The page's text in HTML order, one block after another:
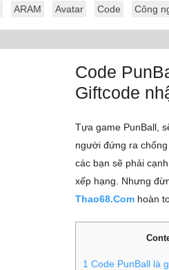
ARAM Avatar Code Công
Code
Giftcode
Tựa game PunBall,
người đứng ra
các bạn sẽ phải
xếp hạng. Nhưng
Thao68.Com hoàn
1 Code PunBall là